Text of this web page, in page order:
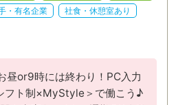
・有名企業
社食・休憩室あり
昼or9時には終わり！PC入力
フト制×MyStyle＞で働こう♪